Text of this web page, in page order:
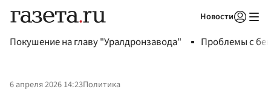
Новости
Покушение на главу "Уралдронзавода" Проблемы с
6 апреля 2026 14:23Политика